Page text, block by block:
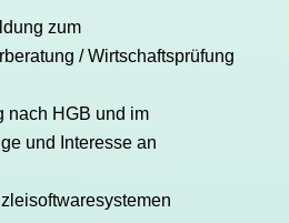
zum
/ Wirtschaftsprüfung
nach HGB und im
und Interesse an